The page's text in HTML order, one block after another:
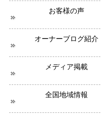
お客様の声
オーナーブログ紹介
メディア掲載
全国地域情報